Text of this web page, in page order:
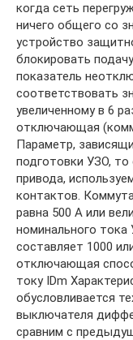
когда сеть
ничего общего со
устройство
блокировать
показатель
соответствовать
увеличенному в 6
отключающая
Параметр,
подготовки УЗО,
привода,
контактов.
равна 500 А или
номинального тока
составляет 1000
отключающая
току IDm
обусловливается
выключателя
сравним с